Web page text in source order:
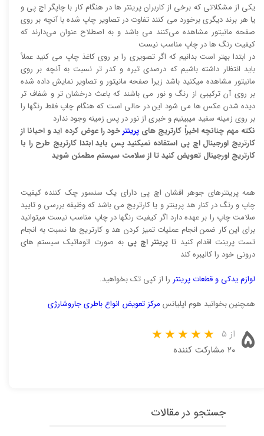
یکی از مشکلاتی که برخی از کاربران پرینتر ها در هنگام کار با چاپگر اچ پی و
یا هر برند دیگری برخورد می کنند تفاوت در تصاویر چاپ شده با آنچه بر روی
صفحه مانیتور مشاهده می‌کنند می باشد و به اصطلاح عنوان می‌دارند که
کیفیت رنگ ها در چاپ مناسب نیست
در ابتدا بهتر است بدانیم که اگر تصویری را بر روی کاغذ چاپ می کنید عملاً
باید انتظار داشته باشیم که درصدی تیره و کدر تر نسبت به آنچه بر روی
مانیتور مشاهده میکنید باشد زیرا صفحه مانیتور و تصاویر نمایش داده شده
بر روی آن ترکیبی از رنگ و نور می باشند که باعث درخشان تر و شفاف تر
دیده شدن عکس ها می شود این در حالی است که هنگام چاپ فقط رنگها را
بر روی زمینه سفید میبینیم و خبری از نور در پس زمینه وجود ندارد
نکته مهم چنانچه اخیراً کارتریج های پرینترخود را عوض کرده اید و احیانا از
کارتریج اورجینال اچ پی استفاده نمیکنید پس باید ابتدا کارتریج طرح را با
کارتریج اورجینال تعویض کنید تا از سلامت سیستم مطمئن شوید
همه پرینترهای جوهر افشان اچ پی دارای یک سنسور چک کننده کیفیت
چاپ و رنگ در کنار هد پرینتر و یا کارتریج می باشد که وظیفه بررسی و تایید
سلامت چاپ را بر عهده دارد اگر کیفیت رنگها در چاپ مناسب نیست میتوانید
برای این کار ضمن انجام عملیات تمیز کردن هد و کارتریج ها نسبت به انجام
تست پرینت اقدام کنید تا پرینتر اچ پی به صورت اتوماتیک سیستم های
درونی خود را کالیبره کند
لوازم یدکی و قطعات پرینتر را از کپی تک بخواهید.
همچنین بخوانید هوم اپلیانس مرکز تعویض انواع باطری جاروشارژی
۵ از ۵
۲۰ مشارکت کننده
جستجو در مقالات